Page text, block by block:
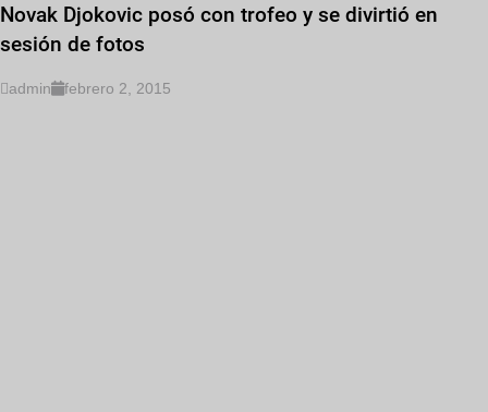
Novak Djokovic posó con trofeo y se divirtió en
sesión de fotos
admin febrero 2, 2015